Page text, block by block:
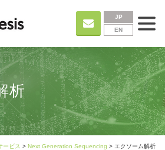
JP
EN
析
ービス > Next Generation Sequencing > エクソーム解析